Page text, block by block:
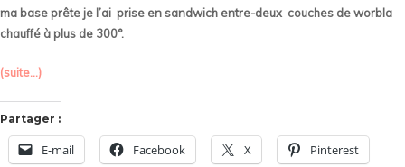
ma base prête je l’ai prise en sandwich entre-deux couches de worbla
chauffé à plus de 300°.
(suite…)
Partager :
E-mail Facebook X Pinterest